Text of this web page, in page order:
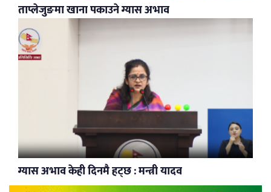
ताप्लेजुङमा खाना पकाउने ग्यास अभाव
ग्यास अभाव केही दिनमै हट्छ : मन्त्री यादव